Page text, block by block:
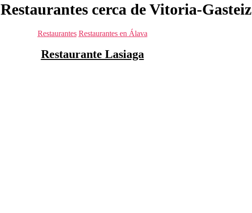
Restaurantes cerca de Vitoria-Gasteiz
Categorías
Restaurantes Restaurantes en Álava
Restaurante Lasiaga